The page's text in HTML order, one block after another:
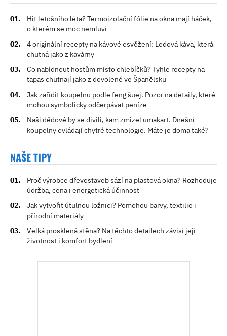
Hit letošního léta? Termoizolační fólie na okna mají háček,
o kterém se moc nemluví
4 originální recepty na kávové osvěžení: Ledová káva, která
chutná jako z kavárny
Co nabídnout hostům místo chlebíčků? Tyhle recepty na
tapas chutnají jako z dovolené ve Španělsku
Jak zařídit koupelnu podle feng šuej. Pozor na detaily, které
mohou symbolicky odčerpávat peníze
Naši dědové by se divili, kam zmizel umakart. Dnešní
koupelny ovládají chytré technologie. Máte je doma také?
NAŠE TIPY
Proč výrobce dřevostaveb sází na plastová okna? Rozhoduje
údržba, cena i energetická účinnost
Jak vytvořit útulnou ložnici? Pomohou barvy, textilie i
přírodní materiály
Velká prosklená stěna? Na těchto detailech závisí její
životnost i komfort bydlení